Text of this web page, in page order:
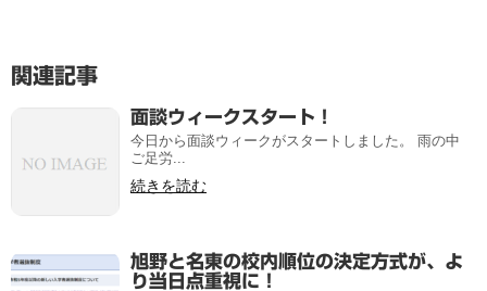
関連記事
面談ウィークスタート！
今日から面談ウィークがスタートしました。 雨の中
ご足労...
続きを読む
旭野と名東の校内順位の決定方式が、よ
り当日点重視に！